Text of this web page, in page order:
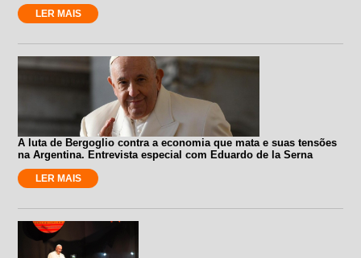
LER MAIS
A luta de Bergoglio contra a economia que mata e suas tensões
na Argentina. Entrevista especial com Eduardo de la Serna
LER MAIS